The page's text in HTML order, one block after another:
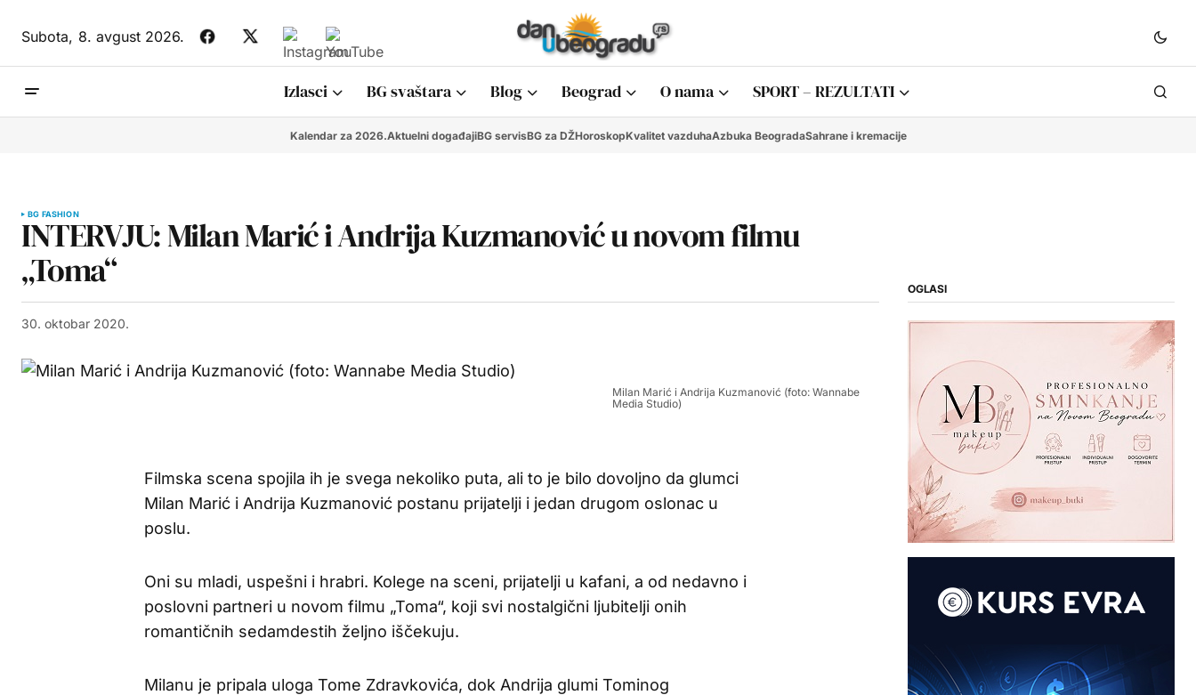
Subota,8. avgust 2026.
Izlasci BG svaštara Blog Beograd O nama SPORT – REZULTATI
Kalendar za 2026.Aktuelni događajiBG servisBG za DŽHoroskopKvalitet vazduhaAzbuka BeogradaSahrane i kremacije
BG FASHION
INTERVJU: Milan Marić i Andrija Kuzmanović u novom filmu
„Toma“
30. oktobar 2020.
Milan Marić i Andrija Kuzmanović (foto: Wannabe
Media Studio)
Filmska scena spojila ih je svega nekoliko puta, ali to je bilo dovoljno da glumci
Milan Marić i Andrija Kuzmanović postanu prijatelji i jedan drugom oslonac u
poslu.
Oni su mladi, uspešni i hrabri. Kolege na sceni, prijatelji u kafani, a od nedavno i
poslovni partneri u novom filmu „Toma“, koji svi nostalgični ljubitelji onih
romantičnih sedamdestih željno iščekuju.
Milanu je pripala uloga Tome Zdravkovića, dok Andrija glumi Tominog
OGLASI